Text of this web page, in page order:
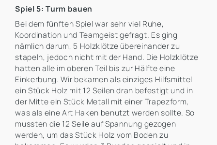
Spiel 5: Turm bauen
Bei dem fünften Spiel war sehr viel Ruhe,
Koordination und Teamgeist gefragt. Es ging
nämlich darum, 5 Holzklötze übereinander zu
stapeln, jedoch nicht mit der Hand. Die Holzklötze
hatten alle im oberen Teil bis zur Hälfte eine
Einkerbung. Wir bekamen als einziges Hilfsmittel
ein Stück Holz mit 12 Seilen dran befestigt und in
der Mitte ein Stück Metall mit einer Trapezform,
was als eine Art Haken benutzt werden sollte. So
mussten die 12 Seile auf Spannung gezogen
werden, um das Stück Holz vom Boden zu